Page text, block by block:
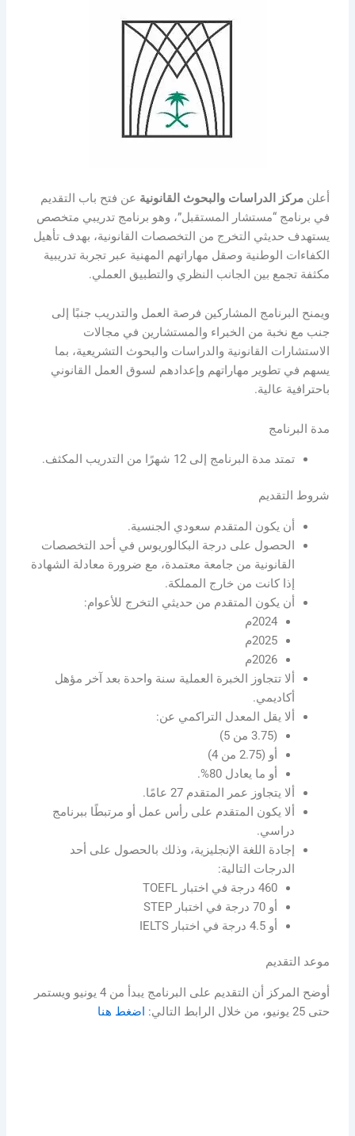
أعلنمركز الدراسات والبحوث القانونية عن فتح باب التقديم
في برنامج “مستشار المستقبل”، وهو برنامج تدريبي متخصص
يستهدف حديثي التخرج من التخصصات القانونية، بهدف تأهيل
الكفاءات الوطنية وصقل مهاراتهم المهنية عبر تجربة تدريبية
مكثفة تجمع بين الجانب النظري والتطبيق العملي.
ويمنح البرنامج المشاركين فرصة العمل والتدريب جنبًا إلى
جنب مع نخبة من الخبراء والمستشارين في مجالات
الاستشارات القانونية والدراسات والبحوث التشريعية، بما
يسهم في تطوير مهاراتهم وإعدادهم لسوق العمل القانوني
باحترافية عالية.
مدة البرنامج
تمتد مدة البرنامج إلى 12 شهرًا من التدريب المكثف.
شروط التقديم
أن يكون المتقدم سعودي الجنسية.
الحصول على درجة البكالوريوس في أحد التخصصات
القانونية من جامعة معتمدة، مع ضرورة معادلة الشهادة
إذا كانت من خارج المملكة.
أن يكون المتقدم من حديثي التخرج للأعوام:
2024م
2025م
2026م
ألا تتجاوز الخبرة العملية سنة واحدة بعد آخر مؤهل
أكاديمي.
ألا يقل المعدل التراكمي عن:
(3.75 من 5)
أو (2.75 من 4)
أو ما يعادل 80%.
ألا يتجاوز عمر المتقدم 27 عامًا.
ألا يكون المتقدم على رأس عمل أو مرتبطًا ببرنامج
دراسي.
إجادة اللغة الإنجليزية، وذلك بالحصول على أحد
الدرجات التالية:
460 درجة في اختبار TOEFL
أو 70 درجة في اختبار STEP
أو 4.5 درجة في اختبار IELTS
موعد التقديم
أوضح المركز أن التقديم على البرنامج يبدأ من 4 يونيو ويستمر
حتى 25 يونيو، من خلال الرابط التالي:
اضغط هنا